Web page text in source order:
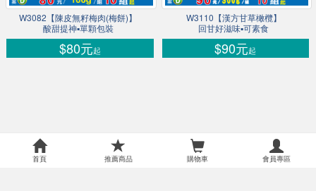
W3082【陳皮無籽梅肉(梅餅)】
酸甜提神▪單顆包裝
$80元起
W3110【漢方甘草橄欖】
回甘好滋味▪可素食
$90元起
首頁 推薦商品 購物車 會員專區